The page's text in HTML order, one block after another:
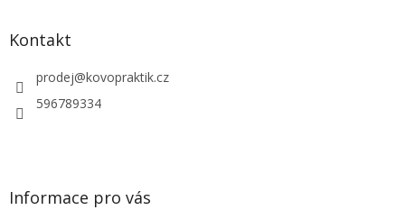
Kontakt
prodej@kovopraktik.cz
596789334
Informace pro vás